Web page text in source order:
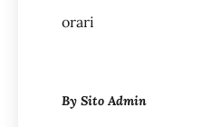
orari
By Sito Admin